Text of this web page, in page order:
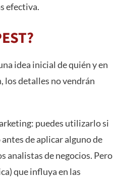
efectiva.
idea inicial de quién y en
los detalles no vendrán
puedes utilizarlo si
de aplicar alguno de
analistas de negocios. Pero
que influya en las